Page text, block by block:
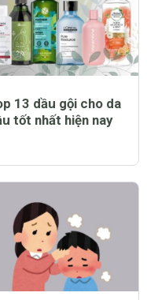
13 dầu gội cho da